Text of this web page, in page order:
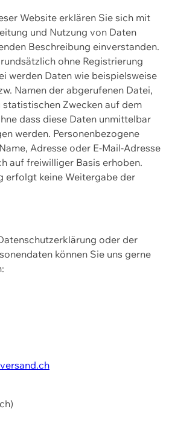
Website erklären Sie sich mit
und Nutzung von Daten
Beschreibung einverstanden.
ohne Registrierung
werden Daten wie beispielsweise
Namen der abgerufenen Datei,
Zwecken auf dem
dass diese Daten unmittelbar
werden. Personenbezogene
Adresse oder E-Mail-Adresse
auf freiwilliger Basis erhoben.
erfolgt keine Weitergabe der
oder der
können Sie uns gerne